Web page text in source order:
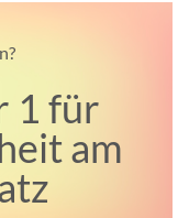
1 für
am